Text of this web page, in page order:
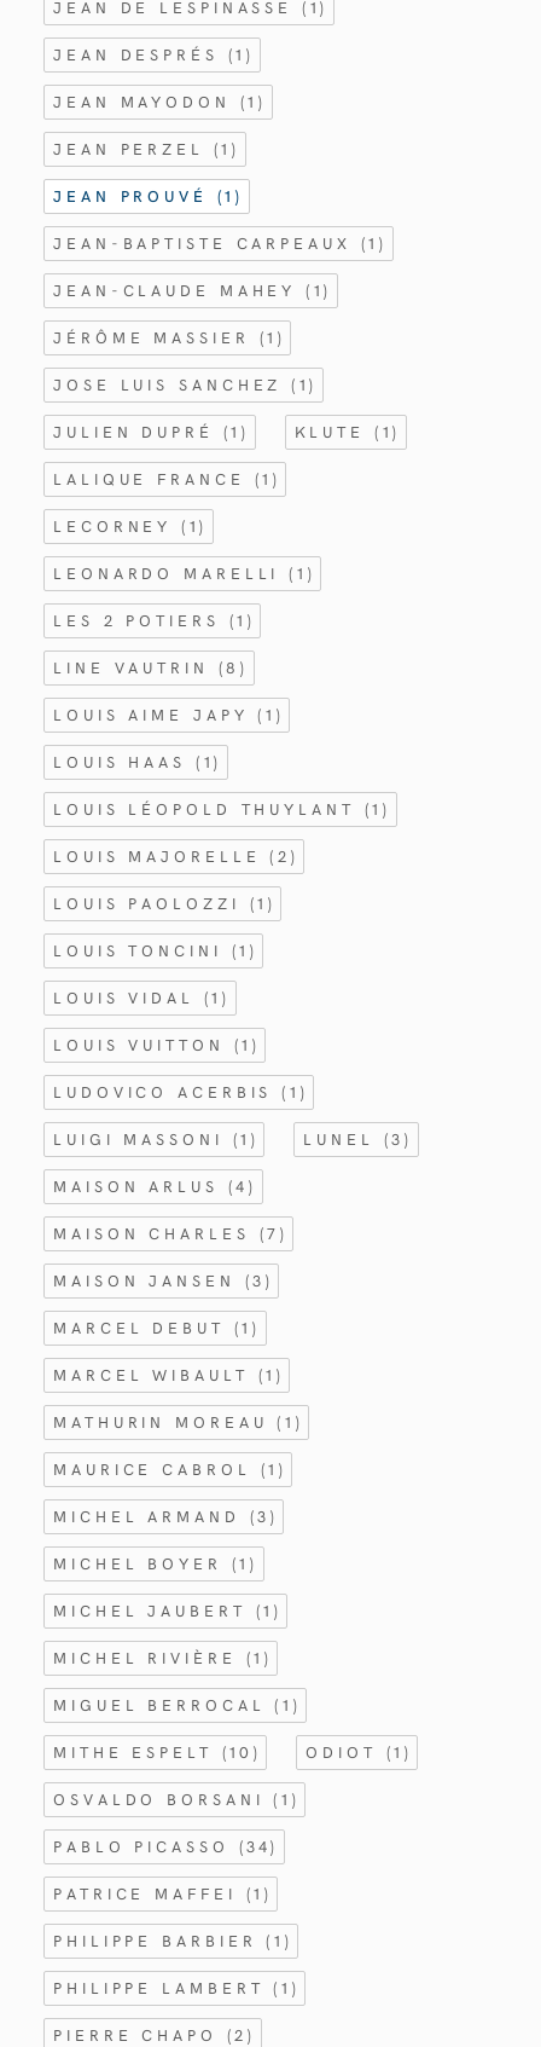
JEAN DE LESPINASSE(1)
JEAN DESPRÉS (1)
JEAN MAYODON (1)
JEAN PERZEL (1)
JEAN PROUVÉ (1)
JEAN-BAPTISTE CARPEAUX (1)
JEAN-CLAUDE MAHEY(1)
JÉRÔME MASSIER (1)
JOSE LUIS SANCHEZ(1)
JULIEN DUPRÉ (1) KLUTE (1)
LALIQUE FRANCE (1)
LECORNEY(1)
LEONARDO MARELLI(1)
LES 2 POTIERS (1)
LINE VAUTRIN (8)
LOUIS AIME JAPY(1)
LOUIS HAAS (1)
LOUIS LÉOPOLD THUYLANT (1)
LOUIS MAJORELLE(2)
LOUIS PAOLOZZI (1)
LOUIS TONCINI (1)
LOUIS VIDAL (1)
LOUIS VUITTON (1)
LUDOVICO ACERBIS(1)
LUIGI MASSONI (1) LUNEL (3)
MAISON ARLUS (4)
MAISON CHARLES (7)
MAISON JANSEN (3)
MARCEL DEBUT (1)
MARCEL WIBAULT (1)
MATHURIN MOREAU(1)
MAURICE CABROL (1)
MICHEL ARMAND (3)
MICHEL BOYER (1)
MICHEL JAUBERT (1)
MICHEL RIVIÈRE (1)
MIGUEL BERROCAL(1)
MITHE ESPELT (10) ODIOT (1)
OSVALDO BORSANI(1)
PABLO PICASSO (34)
PATRICE MAFFEI (1)
PHILIPPE BARBIER(1)
PHILIPPE LAMBERT(1)
PIERRE CHAPO (2)